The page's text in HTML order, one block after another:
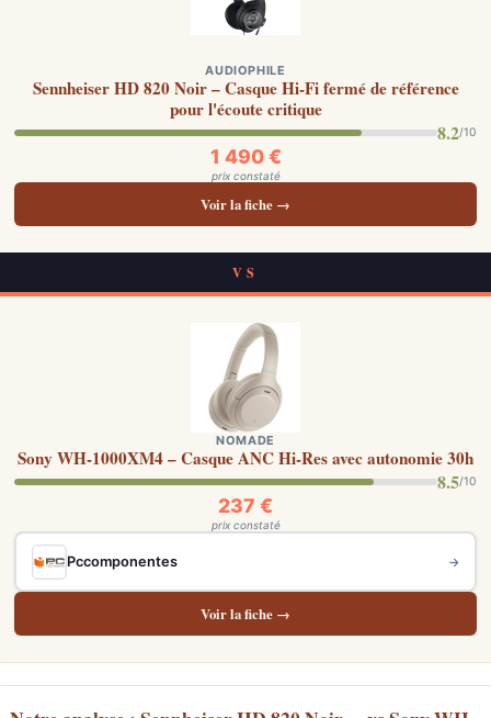
AUDIOPHILE
Sennheiser HD 820 Noir – Casque Hi-Fi fermé de référence
pour l'écoute critique
8.2/10
1 490 €
prix constaté
Voir la fiche →
VS
NOMADE
Sony WH-1000XM4 – Casque ANC Hi-Res avec autonomie 30h
8.5/10
237 €
prix constaté
Pccomponentes →
Voir la fiche →